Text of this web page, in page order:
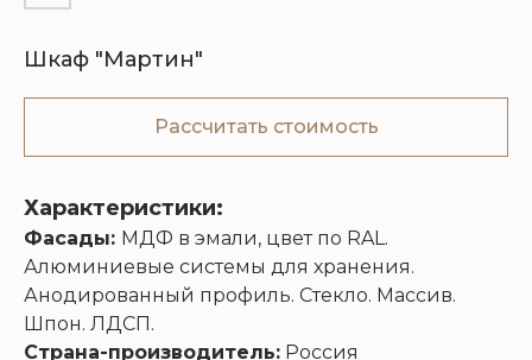
Кухни Шкафы Гардеробные Диваны
Шкаф "Мартин"
Рассчитать стоимость
Характеристики:
Фасады: МДФ в эмали, цвет по RAL.
Алюминиевые системы для хранения.
Анодированный профиль. Стекло. Массив.
Шпон. ЛДСП.
Страна-производитель: Россия